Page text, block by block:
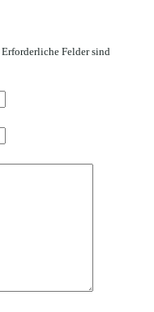
Erforderliche Felder sind